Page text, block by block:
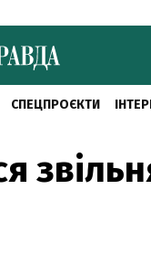
СПЕЦПРОЄКТИ